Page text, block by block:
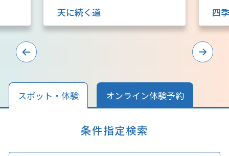
キュンちゃんオンラインショップ
北海道はやわかり
旅のテーマで探す
7つの国立公園
天に続く道 四
スポット・体験 オンライン体験予約
条件指定検索